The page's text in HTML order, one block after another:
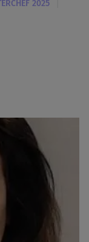
2025